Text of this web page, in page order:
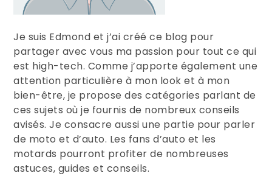
Je suis Edmond et j’ai créé ce blog pour
partager avec vous ma passion pour tout ce qui
est high-tech. Comme j’apporte également une
attention particulière à mon look et à mon
bien-être, je propose des catégories parlant de
ces sujets où je fournis de nombreux conseils
avisés. Je consacre aussi une partie pour parler
de moto et d’auto. Les fans d’auto et les
motards pourront profiter de nombreuses
astuces, guides et conseils.